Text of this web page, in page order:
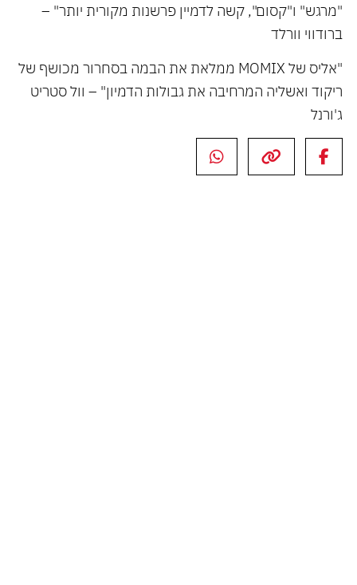
"מרגש" ו"קסום", קשה לדמיין פרשנות מקורית יותר" –
ברודווי וורלד
"אליס של MOMIX ממלאת את הבמה בסחרור מכושף של
ריקוד ואשליה המרחיבה את גבולות הדמיון" – וול סטריט
ג'ורנל